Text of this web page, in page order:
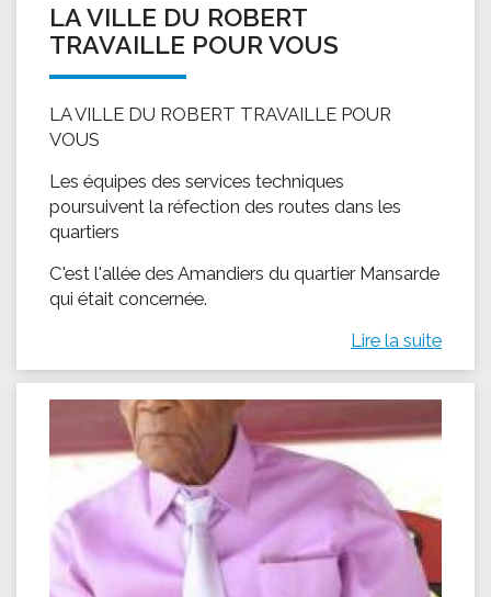
LA VILLE DU ROBERT
TRAVAILLE POUR VOUS
LA VILLE DU ROBERT TRAVAILLE POUR
VOUS
Les équipes des services techniques
poursuivent la réfection des routes dans les
quartiers
C'est l'allée des Amandiers du quartier Mansarde
qui était concernée.
Lire la suite